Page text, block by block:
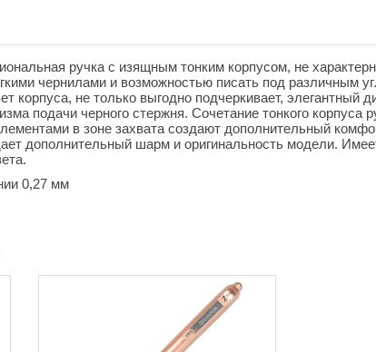
ручка с изящным тонким корпусом, не
чернилами и возможностью писать под различным
корпуса, не только выгодно подчеркивает, элегантный
подачи черного стержня. Сочетание тонкого корпуса
в зоне захвата создают дополнительный
дополнительный шарм и оригинальность модели.
0,27 мм